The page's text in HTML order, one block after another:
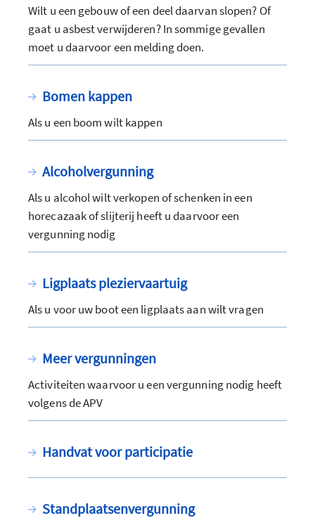
Wilt u een gebouw of een deel daarvan slopen? Of
gaat u asbest verwijderen? In sommige gevallen
moet u daarvoor een melding doen.
Bomen kappen
Als u een boom wilt kappen
Alcoholvergunning
Als u alcohol wilt verkopen of schenken in een
horecazaak of slijterij heeft u daarvoor een
vergunning nodig
Ligplaats pleziervaartuig
Als u voor uw boot een ligplaats aan wilt vragen
Meer vergunningen
Activiteiten waarvoor u een vergunning nodig heeft
volgens de APV
Handvat voor participatie
Standplaatsenvergunning